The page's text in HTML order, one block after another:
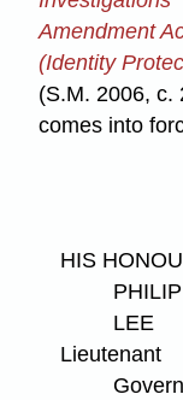
Amendment
(Identity
(S.M. 2006, c.
comes into
HIS
LEE
Lieutenant